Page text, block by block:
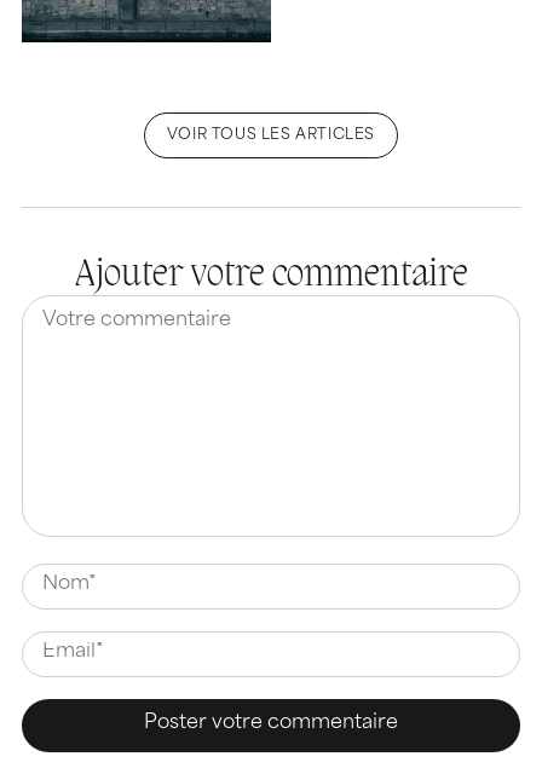
VOIR TOUS LES ARTICLES
Ajouter votre commentaire